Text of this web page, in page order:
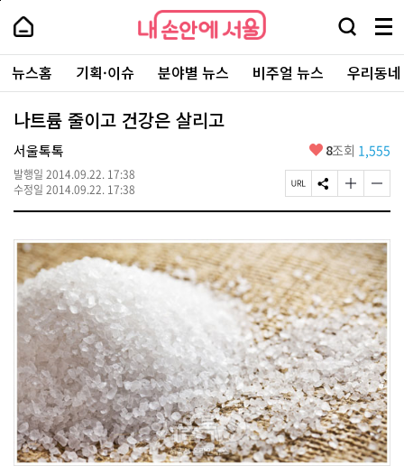
본
로
가
내
손
안
에
서
울
-
서
울
시
대
표
소
포
털
내
손
에
울
검
창
열
기
메
뉴
전
체
보
주
요
서
뉴스홈 기획·이슈 분야별 뉴스 비주얼 뉴스 우리동
나트륨 줄이고 건강은 살리고
서울톡톡
발행일 2014.09.22. 17:38
수정일 2014.09.22. 17:38
좋
요
8조회 1,555
페
이
U
R
L
복
사
S
N
공
유
하
기
글
자
기
크
게
변
경
하
기
글
자
기
작
게
변
경
하
기
페
상
단
로